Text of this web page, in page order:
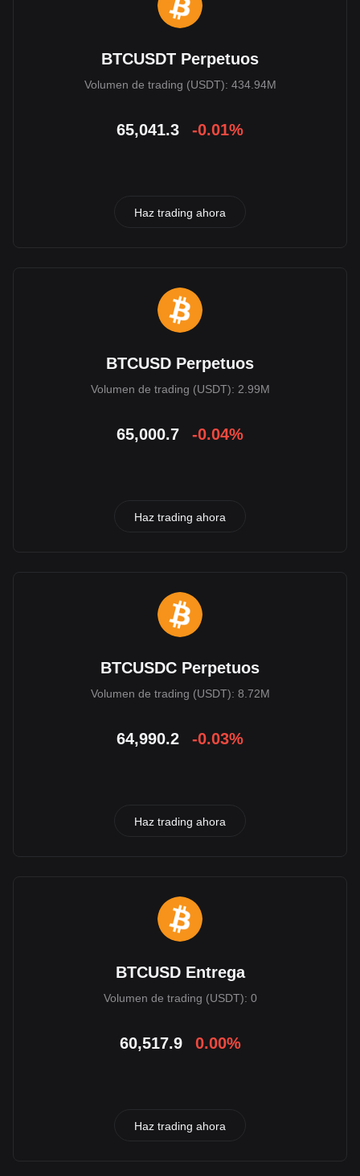
BTCUSDT Perpetuos
Volumen de trading (USDT): 434.94M
65,041.3 -0.01%
Haz trading ahora
BTCUSD Perpetuos
Volumen de trading (USDT): 2.99M
65,000.7 -0.04%
Haz trading ahora
BTCUSDC Perpetuos
Volumen de trading (USDT): 8.72M
64,990.2 -0.03%
Haz trading ahora
BTCUSD Entrega
Volumen de trading (USDT): 0
60,517.9 0.00%
Haz trading ahora